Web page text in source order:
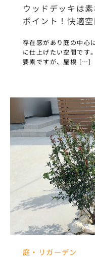
ウッドデッキは
ポイント！快適
存在感があり庭の中心
に仕上げたい空間です
要素ですが、屋根 […]
庭・リガーデン